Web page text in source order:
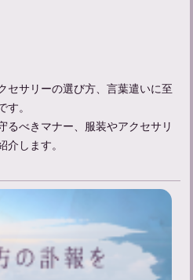
セサリーの選び方、言葉遣いに至
。
るべきマナー、服装やアクセサリ
します。